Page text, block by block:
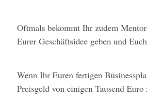
Oftmals bekommt Ihr zudem
Eurer Geschäftsidee geben und
Wenn Ihr Euren fertigen
Preisgeld von einigen Tausend Euro